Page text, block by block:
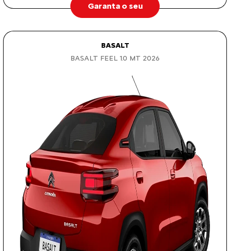
Garanta o seu
BASALT
BASALT FEEL 1.0 MT 2026